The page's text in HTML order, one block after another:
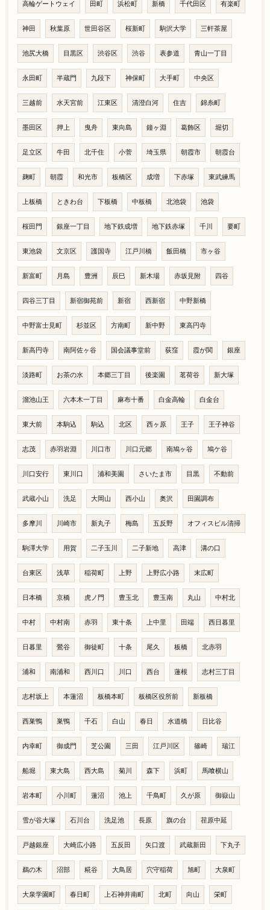
高輪ゲートウェイ 田町 浜松町 新橋 千代田区 有楽町
神田 秋葉原 世田谷区 桜新町 駒沢大学 三軒茶屋
池尻大橋 目黒区 渋谷区 渋谷 表参道 青山一丁目
永田町 半蔵門 九段下 神保町 大手町 中央区
三越前 水天宮前 江東区 清澄白河 住吉 錦糸町
墨田区 押上 曳舟 東向島 鐘ヶ淵 葛飾区 堀切
足立区 牛田 北千住 小菅 埼玉県 朝霞市 朝霞台
麹町 朝霞 和光市 板橋区 成増 下赤塚 東武練馬
上板橋 ときわ台 下板橋 中板橋 北池袋 池袋
桜田門 銀座一丁目 地下鉄成増 地下鉄赤塚 千川 要町
東池袋 文京区 護国寺 江戸川橋 飯田橋 市ヶ谷
新富町 月島 豊洲 辰巳 新木場 赤坂見附 四谷
四谷三丁目 新宿御苑前 新宿 西新宿 中野新橋
中野富士見町 杉並区 方南町 新中野 東高円寺
新高円寺 南阿佐ヶ谷 国会議事堂前 荻窪 霞が関 銀座
淡路町 お茶の水 本郷三丁目 後楽園 茗荷谷 新大塚
溜池山王 六本木一丁目 麻布十番 白金高輪 白金台
東大前 本駒込 駒込 北区 西ヶ原 王子 王子神谷
志茂 赤羽岩淵 川口市 川口元郷 南鳩ヶ谷 鳩ケ谷
川口安行 東川口 浦和美園 さいたま市 目黒 不動前
武蔵小山 洗足 大岡山 西小山 奥沢 田園調布
多摩川 川崎市 新丸子 梅島 五反野 オフィスビル清掃
駒澤大学 用賀 二子玉川 二子新地 高津 溝の口
台東区 浅草 稲荷町 上野 上野広小路 末広町
日本橋 京橋 虎ノ門 豊玉北 豊玉南 丸山 中村北
中村 中村南 赤羽 東十条 上中里 田端 西日暮里
日暮里 鶯谷 御徒町 十条 尾久 板橋 北赤羽
浦和 南浦和 西川口 川口 西台 蓮根 志村三丁目
志村坂上 本蓮沼 板橋本町 板橋区役所前 新板橋
西巣鴨 巣鴨 千石 白山 春日 水道橋 日比谷
内幸町 御成門 芝公園 三田 江戸川区 篠崎 瑞江
船堀 東大島 西大島 菊川 森下 浜町 馬喰横山
岩本町 小川町 蓮沼 池上 千鳥町 久が原 御嶽山
雪が谷大塚 石川台 洗足池 長原 旗の台 荏原中延
戸越銀座 大崎広小路 五反田 矢口渡 武蔵新田 下丸子
鵜の木 沼部 糀谷 大鳥居 穴守稲荷 旭町 大泉町
大泉学園町 春日町 上石神井南町 北町 向山 栄町